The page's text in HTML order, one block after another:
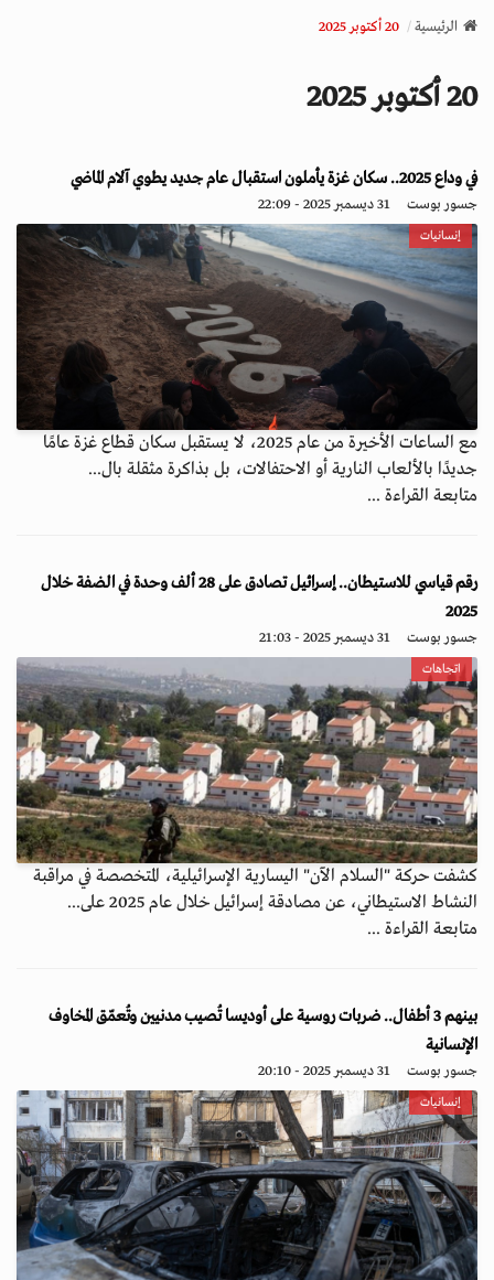
v
a
o
n
الرئيسية 20 أكتوبر 2025
20 أكتوبر 2025
في وداع 2025.. سكان غزة يأملون استقبال عام جديد يطوي آلام الماضي
جسور بوست 31 ديسمبر 2025 - 22:09
إنسانيات
مع الساعات الأخيرة من عام 2025، لا يستقبل سكان قطاع غزة عامًا
جديدًا بالألعاب النارية أو الاحتفالات، بل بذاكرة مثقلة بال...
متابعة القراءة ...
رقم قياسي للاستيطان.. إسرائيل تصادق على 28 ألف وحدة في الضفة خلال
2025
جسور بوست 31 ديسمبر 2025 - 21:03
اتجاهات
كشفت حركة "السلام الآن" اليسارية الإسرائيلية، المتخصصة في مراقبة
النشاط الاستيطاني، عن مصادقة إسرائيل خلال عام 2025 على...
متابعة القراءة ...
بينهم 3 أطفال.. ضربات روسية على أوديسا تُصيب مدنيين وتُعمّق المخاوف
الإنسانية
جسور بوست 31 ديسمبر 2025 - 20:10
إنسانيات